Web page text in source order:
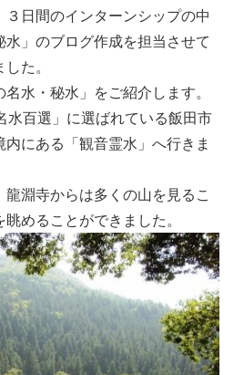
日間のインターンシップの中
」のブログ作成を担当させて
た。
水・秘水」をご紹介します。
水百選」に選ばれている飯田市
にある「観音霊水」へ行きま
淵寺からは多くの山を見るこ
めることができました。